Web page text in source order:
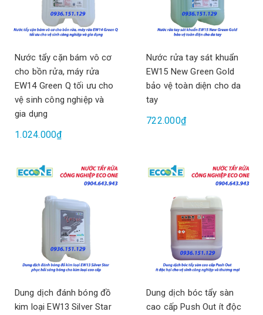
Nước tẩy cặn bám vô cơ
cho bồn rửa, máy rửa
EW14 Green Q tối ưu cho
vệ sinh công nghiệp và
gia dụng
1.024.000₫
Nước rửa tay sát khuẩn
EW15 New Green Gold
bảo vệ toàn diện cho da
tay
722.000₫
Dung dịch đánh bóng đồ
kim loại EW13 Silver Star
Dung dịch bóc tẩy sàn
cao cấp Push Out ít độc